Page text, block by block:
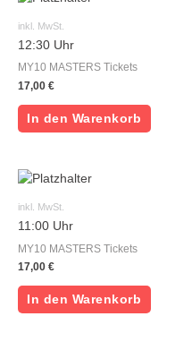
inkl. MwSt.
12:30 Uhr
MY10 MASTERS Tickets
17,00 €
In den Warenkorb
inkl. MwSt.
11:00 Uhr
MY10 MASTERS Tickets
17,00 €
In den Warenkorb